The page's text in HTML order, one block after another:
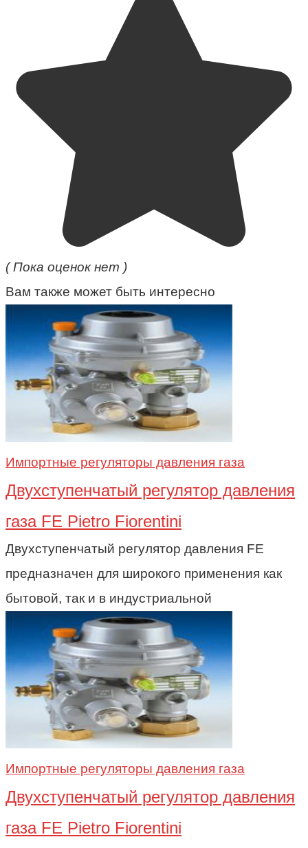
( Пока оценок нет )
Вам также может быть интересно
Импортные регуляторы давления газа
Двухступенчатый регулятор давления
газа FE Pietro Fiorentini
Двухступенчатый регулятор давления FE
предназначен для широкого применения как
бытовой, так и в индустриальной
Импортные регуляторы давления газа
Двухступенчатый регулятор давления
газа FE Pietro Fiorentini